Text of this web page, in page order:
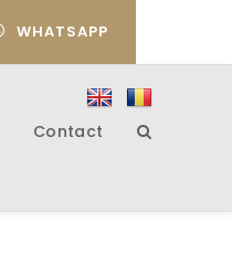
WHATSAPP
Contact